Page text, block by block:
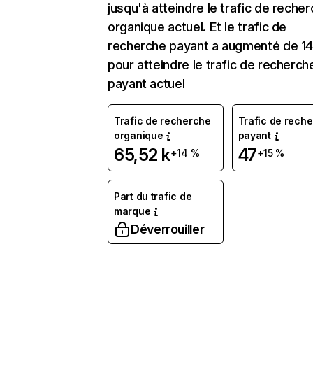
jusqu'à atteindre le trafic de
organique actuel. Et le trafic de
recherche payant a augmenté de
pour atteindre le trafic de
payant actuel
Trafic de recherche
organique
65,52 k+14 %
Trafic de
payant
47+15 %
Part du trafic de
marque
Déverrouiller